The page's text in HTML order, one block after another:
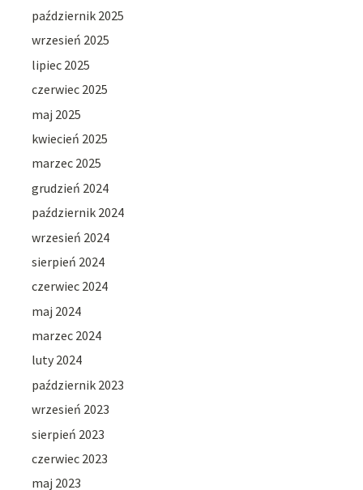
październik 2025
wrzesień 2025
lipiec 2025
czerwiec 2025
maj 2025
kwiecień 2025
marzec 2025
grudzień 2024
październik 2024
wrzesień 2024
sierpień 2024
czerwiec 2024
maj 2024
marzec 2024
luty 2024
październik 2023
wrzesień 2023
sierpień 2023
czerwiec 2023
maj 2023